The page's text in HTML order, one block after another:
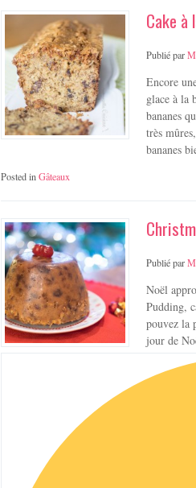
Cake à
Publié par
Encore
glace à la
bananes
très
bananes
Posted inGâteaux
Publié par
Noël
Pudding,
pouvez la
jour de